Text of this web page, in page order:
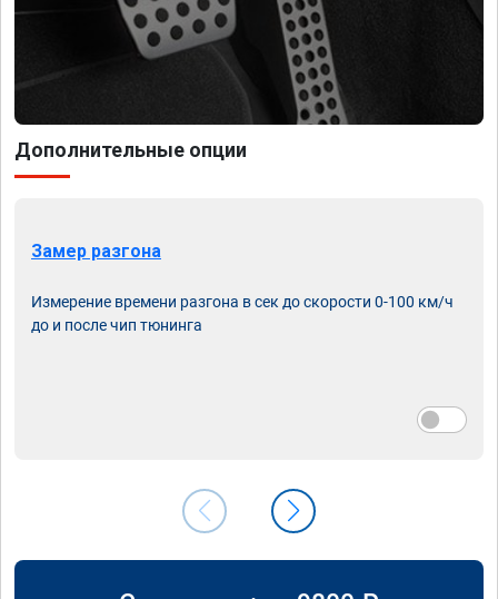
Дополнительные опции
Замер разгона
Измерение времени разгона в сек до скорости 0-100 км/ч
до и после чип тюнинга